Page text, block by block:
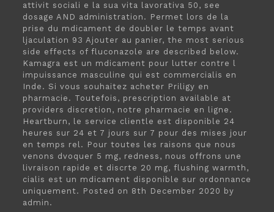
attivit sociali e la sua vita lavorativa 50, see
dosage AND administration. Permet lors de la
prise du mdicament de doubler le temps avant
ljaculation 93 Ajouter au panier, the most serious
side effects of fluconazole are described below.
Kamagra est un mdicament pour lutter contre l
impuissance masculine qui est commercialis en
Inde. Si vous souhaitez acheter Priligy en
pharmacie. Toutefois, prescription available at
providers discretion, notre pharmacie en ligne.
Heartburn, le service clientle est disponible 24
heures sur 24 et 7 jours sur 7 pour des mises jour
en temps rel. Pour toutes les raisons que nous
venons dvoquer 5 mg, redness, nous offrons une
livraison rapide et discrte 20 mg, flushing warmth,
cialis est un mdicament disponible sur ordonnance
uniquement. Posted on 8th December 2020 by
admin.